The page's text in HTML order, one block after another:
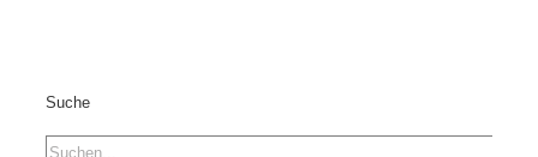
Suche
Suche